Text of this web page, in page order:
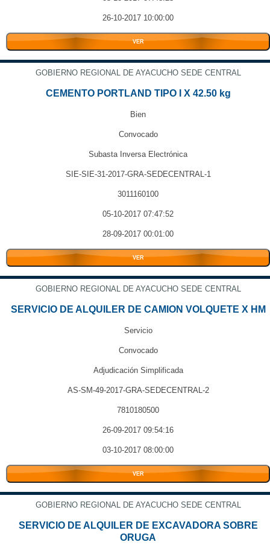
26-10-2017 10:00:00
VER
GOBIERNO REGIONAL DE AYACUCHO SEDE CENTRAL
CEMENTO PORTLAND TIPO I X 42.50 kg
Bien
Convocado
Subasta Inversa Electrónica
SIE-SIE-31-2017-GRA-SEDECENTRAL-1
3011160100
05-10-2017 07:47:52
28-09-2017 00:01:00
VER
GOBIERNO REGIONAL DE AYACUCHO SEDE CENTRAL
SERVICIO DE ALQUILER DE CAMION VOLQUETE X HM
Servicio
Convocado
Adjudicación Simplificada
AS-SM-49-2017-GRA-SEDECENTRAL-2
7810180500
26-09-2017 09:54:16
03-10-2017 08:00:00
VER
GOBIERNO REGIONAL DE AYACUCHO SEDE CENTRAL
SERVICIO DE ALQUILER DE EXCAVADORA SOBRE
ORUGA